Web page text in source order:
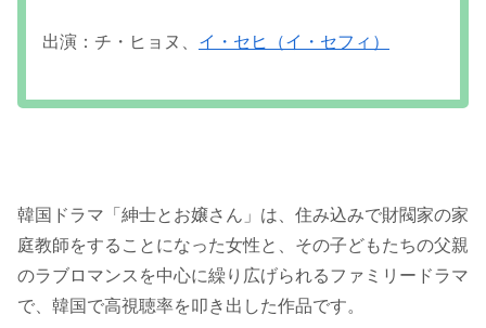
出演：チ・ヒョヌ、 イ・セヒ（イ・セフィ）
韓国ドラマ「紳士とお嬢さん」は、住み込みで財閥家の家
庭教師をすることになった女性と、その子どもたちの父親
のラブロマンスを中心に繰り広げられるファミリードラマ
で、韓国で高視聴率を叩き出した作品です。